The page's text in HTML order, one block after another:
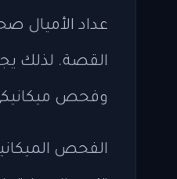
عداد
وفحص
الفحص